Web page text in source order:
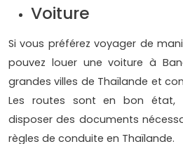
Voiture
Si vous préférez voyager de
pouvez louer une voiture à
grandes villes de Thaïlande et
Les routes sont en bon état,
disposer des documents
règles de conduite en Thaïlande.